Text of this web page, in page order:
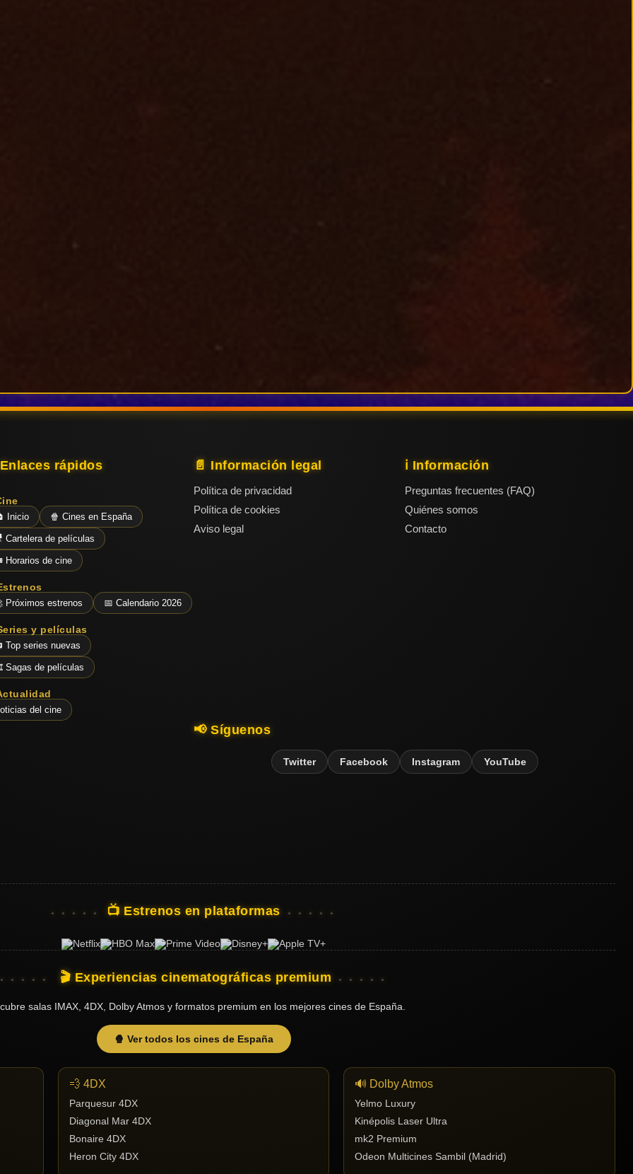
rápidos
Inicio 🍿 Cines en España
Cartelera de películas
Horarios de cine
Próximos estrenos 📅 Calendario 2026
y películas
Top series nuevas
Sagas de películas
del cine
📄 Información legal
Política de privacidad
Política de cookies
Aviso legal
ℹ️ Información
Preguntas frecuentes (FAQ)
Quiénes somos
Contacto
📢 Síguenos
Twitter Facebook Instagram YouTube
📺 Estrenos en plataformas
🎬 Experiencias cinematográficas premium
salas IMAX, 4DX, Dolby Atmos y formatos premium en los mejores cines de España.
🍿 Ver todos los cines de España
💨 4DX
Parquesur 4DX
Diagonal Mar 4DX
Bonaire 4DX
Heron City 4DX
🔊 Dolby Atmos
Yelmo Luxury
Kinépolis Laser Ultra
mk2 Premium
Odeon Multicines Sambil (Madrid)